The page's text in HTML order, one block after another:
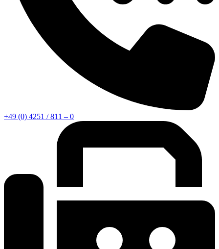
+49 (0) 4251 / 811 – 0